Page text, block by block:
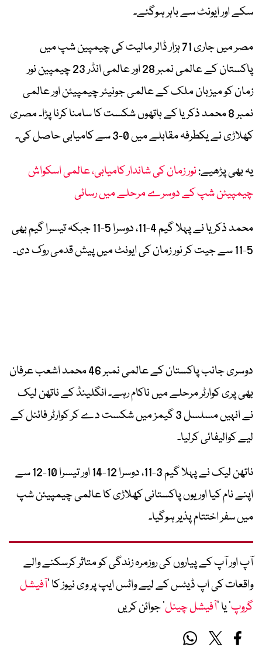
سکے اور ایونٹ سے باہر ہوگئے۔
مصر میں جاری 71 ہزار ڈالر مالیت کی چیمپین شپ میں
پاکستان کے عالمی نمبر 28 اور عالمی انڈر 23 چیمپین نور
زمان کو میزبان ملک کے عالمی جونیئر چیمپیئن اور عالمی
نمبر 8 محمد ذکریا کے ہاتھوں شکست کا سامنا کرنا پڑا۔ مصری
کھلاڑی نے یکطرفہ مقابلے میں 0-3 سے کامیابی حاصل کی۔
یہ بھی پڑھیے:نور زمان کی شاندار کامیابی، عالمی اسکواش
چیمپیئن شپ کے دوسرے مرحلے میں رسائی
محمد ذکریا نے پہلا گیم 4-11، دوسرا 5-11 جبکہ تیسرا گیم بھی
5-11 سے جیت کر نور زمان کی ایونٹ میں پیش قدمی روک دی۔
دوسری جانب پاکستان کے عالمی نمبر 46 محمد اشعب عرفان
بھی پری کوارٹر مرحلے میں ناکام رہے۔ انگلینڈ کے ناتھن لیک
نے انہیں مسلسل 3 گیمز میں شکست دے کر کوارٹر فائنل کے
لیے کوالیفائی کرلیا۔
ناتھن لیک نے پہلا گیم 3-11، دوسرا 12-14 اور تیسرا 10-12 سے
اپنے نام کیا اور یوں پاکستانی کھلاڑی کا عالمی چیمپیئن شپ
میں سفر اختتام پذیر ہوگیا۔
آپ اور آپ کے پیاروں کی روزمرہ زندگی کو متاثر کرسکنے والے
واقعات کی اپ ڈیٹس کے لیے واٹس ایپ پر وی نیوز کا ’آفیشل
گروپ‘ یا ’آفیشل چینل‘ جوائن کریں